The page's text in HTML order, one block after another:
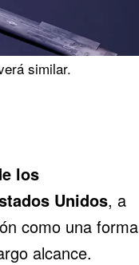
similar.
los
Unidos, a
como una forma
alcance.